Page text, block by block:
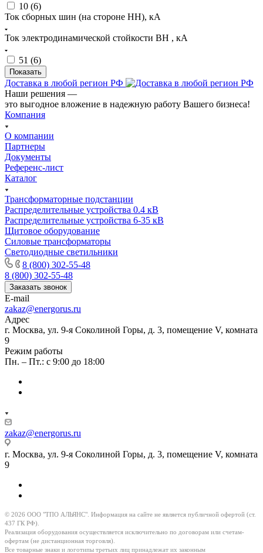
10 (6)
Ток сборных шин (на стороне НН), кА
Ток электродинамической стойкости ВН , кА
51 (6)
Доставка в любой регион РФ
Наши решения —
это выгодное вложение в надежную работу Вашего бизнеса!
Компания
О компании
Партнеры
Документы
Референс-лист
Каталог
Трансформаторные подстанции
Распределительные устройства 0.4 кВ
Распределительные устройства 6-35 кВ
Щитовое оборудование
Силовые трансформаторы
Светодиодные светильники
8 (800) 302-55-48
8 (800) 302-55-48
Заказать звонок
E-mail
zakaz@energorus.ru
Адрес
г. Москва, ул. 9-я Соколиной Горы, д. 3, помещение V, комната
9
Режим работы
Пн. – Пт.: с 9:00 до 18:00
zakaz@energorus.ru
г. Москва, ул. 9-я Соколиной Горы, д. 3, помещение V, комната
9
© 2026 ООО "ТПО АЛЬЯНС". Информация на сайте не является публичной офертой (ст.
437 ГК РФ).
Реализация оборудования осуществляется исключительно по договорам или счетам-
офертам (не дистанционная торговля).
Все товарные знаки и логотипы третьих лиц принадлежат их законным